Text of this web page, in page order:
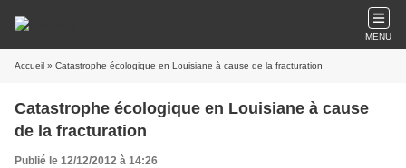
MENU
Accueil » Catastrophe écologique en Louisiane à cause de la fracturation
Catastrophe écologique en Louisiane à cause
de la fracturation
Publié le 12/12/2012 à 14:26